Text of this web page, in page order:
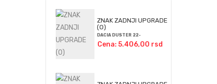
ZNAK ZADNJI UPGRADE
(O)
DACIA DUSTER 22-
Cena: 5.406,00 rsd